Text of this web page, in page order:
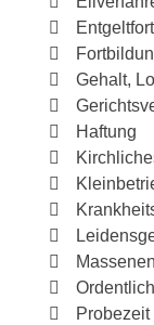
Gehalt,
Haftung
Probezeit